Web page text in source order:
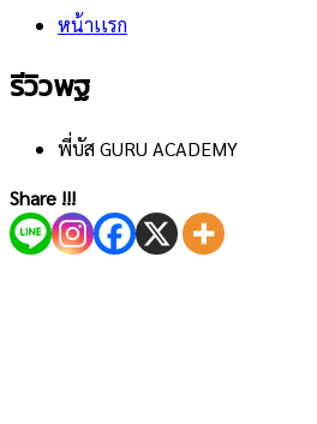
หน้าเเรก
รีวิวพฐ
พี่บัส GURU ACADEMY
Share !!!